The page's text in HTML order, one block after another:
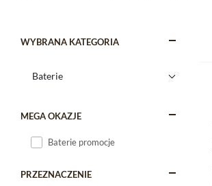
WYBRANA KATEGORIA
MEGA OKAZJE
Baterie promocje
PRZEZNACZENIE